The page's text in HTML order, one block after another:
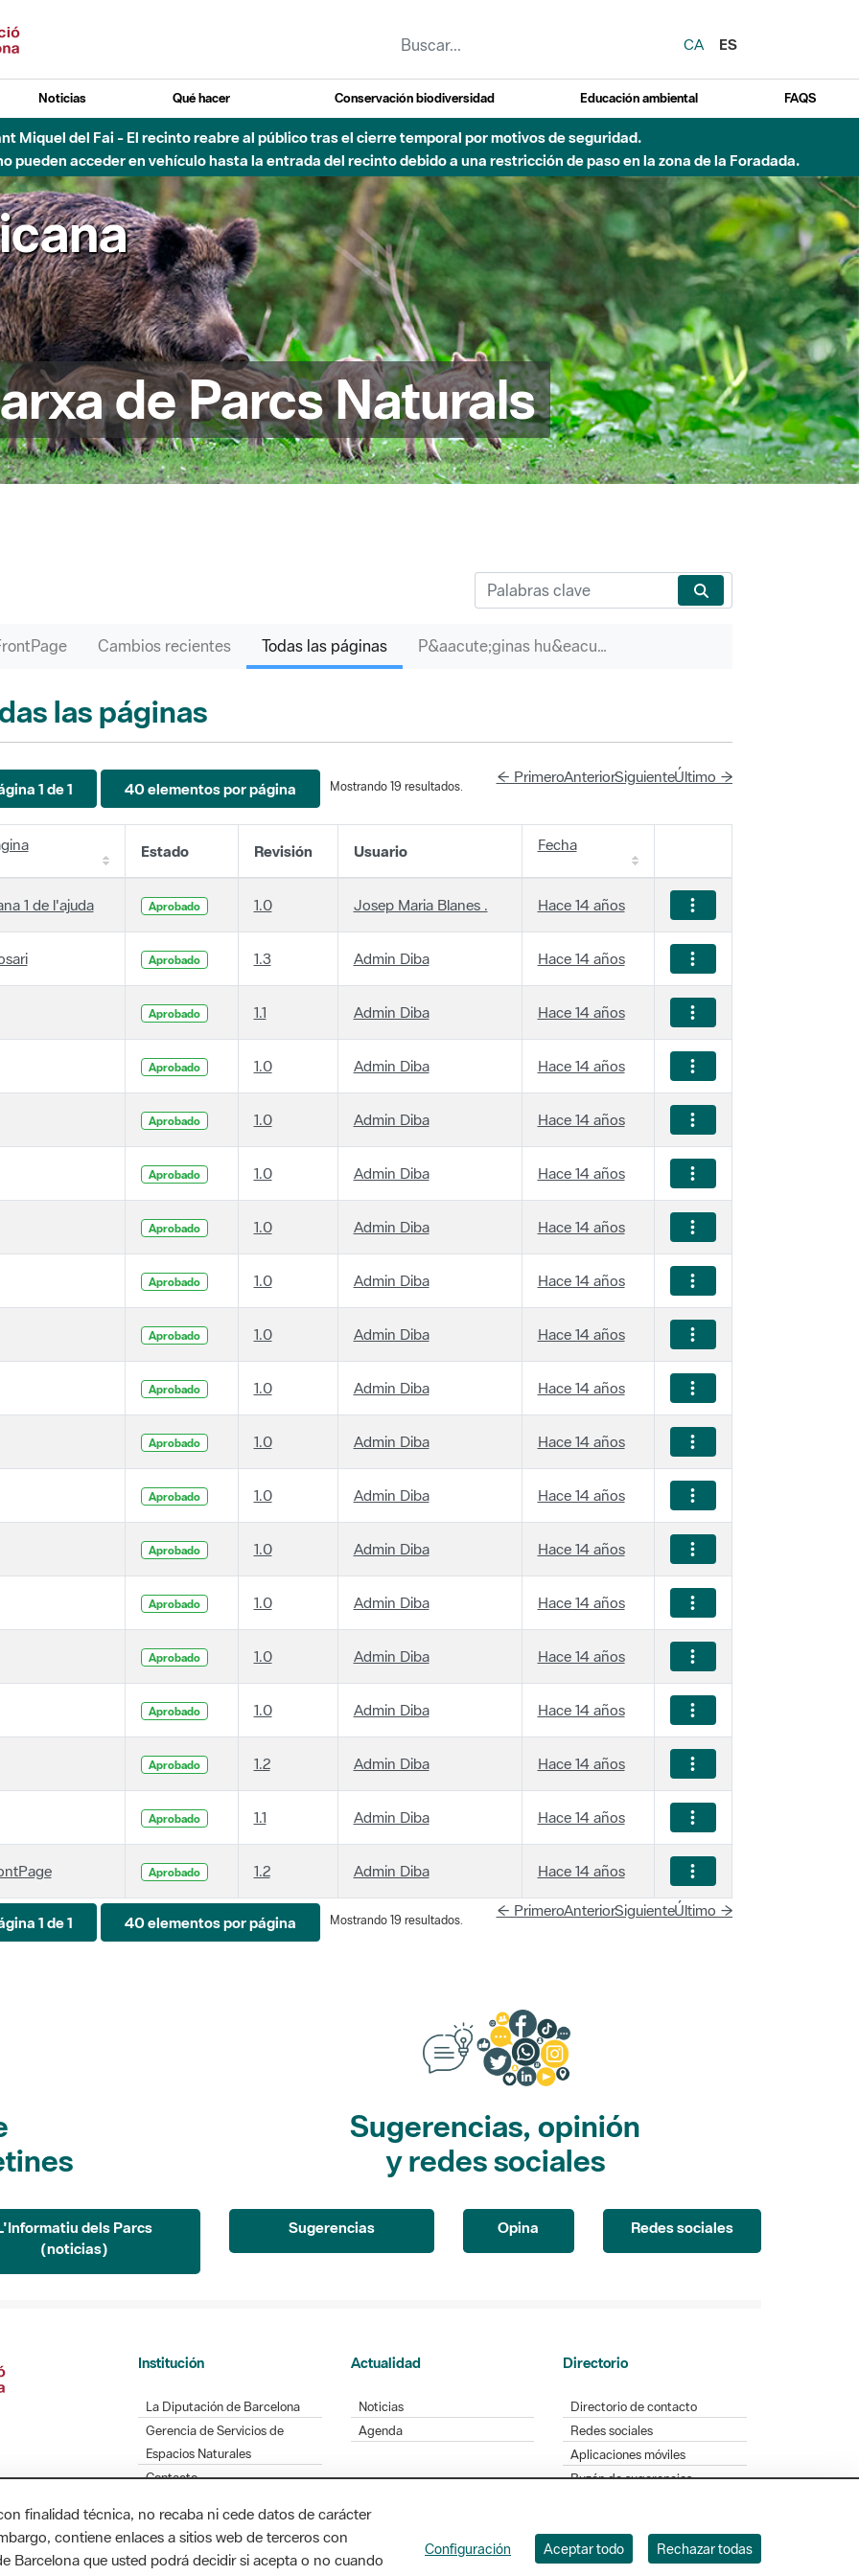
CA
ES
Noticias Qué hacer Conservación biodiversidad Educación ambiental FAQS
- Afectaciones en el cauce del Parque Fluvial del Besòs debido a obras de construcción de una pasarela sobre el río
de Parcs Naturals
1 de 1 40 elementos por página
Estado Revisión Usuario Fecha
1 de l'ajuda 1.0 Josep Maria Blanes . Hace 14 años
Aprobado 1.3 Admin Diba Hace 14 años
1.1 Admin Diba Hace 14 años
Aprobado 1.0 Admin Diba Hace 14 años
1.0 Admin Diba Hace 14 años
Aprobado 1.0 Admin Diba Hace 14 años
1.0 Admin Diba Hace 14 años
Aprobado 1.0 Admin Diba Hace 14 años
1.0 Admin Diba Hace 14 años
Aprobado 1.0 Admin Diba Hace 14 años
1.0 Admin Diba Hace 14 años
Aprobado 1.0 Admin Diba Hace 14 años
1.0 Admin Diba Hace 14 años
Aprobado 1.0 Admin Diba Hace 14 años
1.0 Admin Diba Hace 14 años
Aprobado 1.0 Admin Diba Hace 14 años
1.2 Admin Diba Hace 14 años
Aprobado 1.1 Admin Diba Hace 14 años
1.2 Admin Diba Hace 14 años
1 de 1 40 elementos por página Mostrando 19 resultados.
SiguienteÚltimo →
(noticias)
y redes sociales
Gerencia de Servicios de
Espacios Naturales
Contacto
Agenda
Redes sociales
Aplicaciones móviles
Buzón de sugerencias
Opinión sobre los parques
Diputación de Barcelona. Edifici Llacuna, 1a planta. Badajoz, 49. 08005 Barcelona. Tel. 934 022 428
/ xarxaparcs@diba.cat
finalidad técnica, no recaba ni cede datos de carácter
contiene enlaces a sitios web de terceros con
Barcelona que usted podrá decidir si acepta o no cuando
Configuración Aceptar todo Rechazar todas